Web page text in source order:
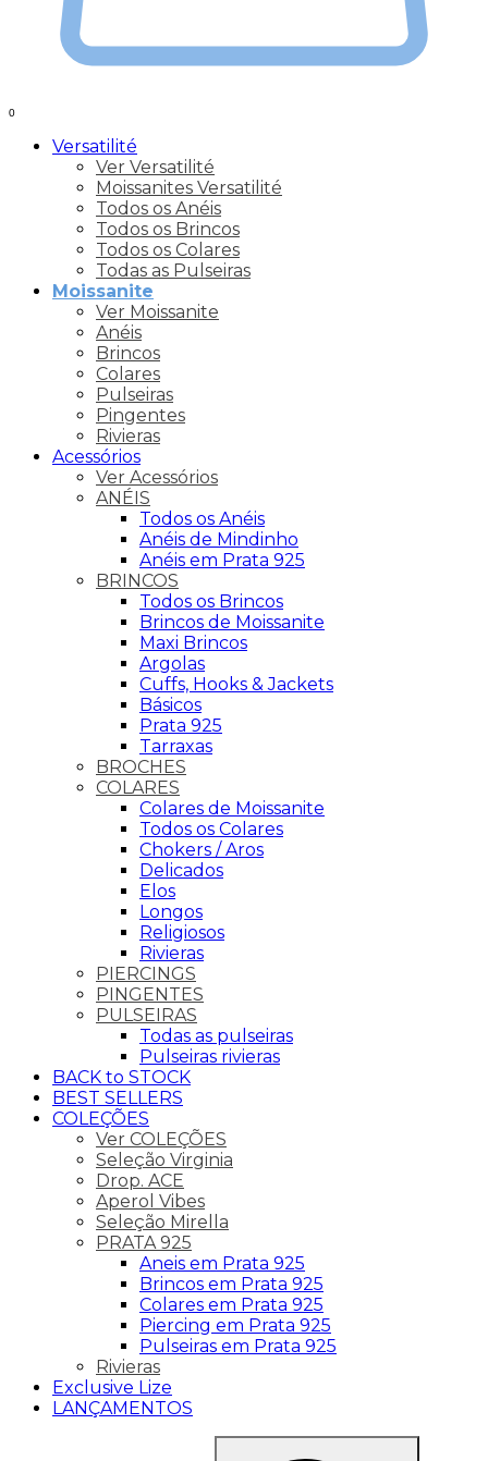
0
Versatilité
Ver Versatilité
Moissanites Versatilité
Todos os Anéis
Todos os Brincos
Todos os Colares
Todas as Pulseiras
Moissanite
Ver Moissanite
Anéis
Brincos
Colares
Pulseiras
Pingentes
Rivieras
Acessórios
Ver Acessórios
ANÉIS
Todos os Anéis
Anéis de Mindinho
Anéis em Prata 925
BRINCOS
Todos os Brincos
Brincos de Moissanite
Maxi Brincos
Argolas
Cuffs, Hooks & Jackets
Básicos
Prata 925
Tarraxas
BROCHES
COLARES
Colares de Moissanite
Todos os Colares
Chokers / Aros
Delicados
Elos
Longos
Religiosos
Rivieras
PIERCINGS
PINGENTES
PULSEIRAS
Todas as pulseiras
Pulseiras rivieras
BACK to STOCK
BEST SELLERS
COLEÇÕES
Ver COLEÇÕES
Seleção Virginia
Drop. ACE
Aperol Vibes
Seleção Mirella
PRATA 925
Aneis em Prata 925
Brincos em Prata 925
Colares em Prata 925
Piercing em Prata 925
Pulseiras em Prata 925
Rivieras
Exclusive Lize
LANÇAMENTOS